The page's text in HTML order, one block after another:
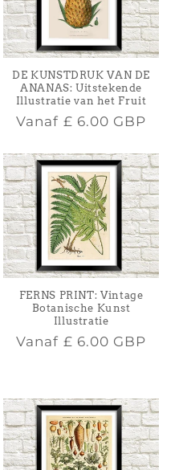
DE KUNSTDRUK VAN DE
ANANAS: Uitstekende
Illustratie van het Fruit
Normale
Vanaf £ 6.00 GBP
FERNS PRINT: Vintage
Botanische Kunst
Illustratie
Normale
Vanaf £ 6.00 GBP